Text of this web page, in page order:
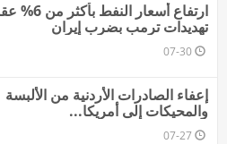
ارتفاع أسعار النفط
تهديدات ترمب بضرب إيران
07-30
إعفاء الصادرات الأردنية من الألبسة
والمحيكات إلى أمريكا...
07-27